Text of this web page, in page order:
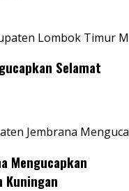
Lombok Timur
Selamat
Jembrana
Mengucapkan
Kuningan